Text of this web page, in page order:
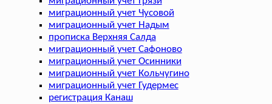
миграционный учет Чусовой
миграционный учет Надым
прописка Верхняя Салда
миграционный учет Сафоново
миграционный учет Осинники
миграционный учет Кольчугино
миграционный учет Гудермес
регистрация Канаш